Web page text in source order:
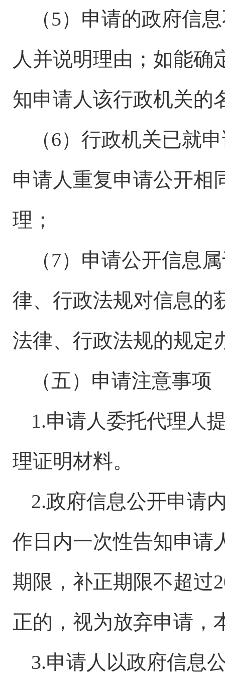
（5）申请的政府信
人并说明理由；如能确
知申请人该行政机关的
（6）行政机关已就
申请人重复申请公开相
理；
（7）申请公开信息
律、行政法规对信息的
法律、行政法规的规定
（五）申请注意事项
1.申请人委托代理人
理证明材料。
2.政府信息公开申请
作日 内一次性告知申请
期限，补正期限不超过
正的，视为放弃申请，
3.申请人以政府信息